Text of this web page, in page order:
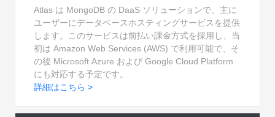
Atlas は MongoDB の DaaS ソリューションで、主に
ユーザーにデータベースホスティングサービスを提供
します。このサービスは前払い課金方式を採用し、当
初は Amazon Web Services (AWS) で利用可能で、そ
の後 Microsoft Azure および Google Cloud Platform
にも対応する予定です。
詳細はこちら >